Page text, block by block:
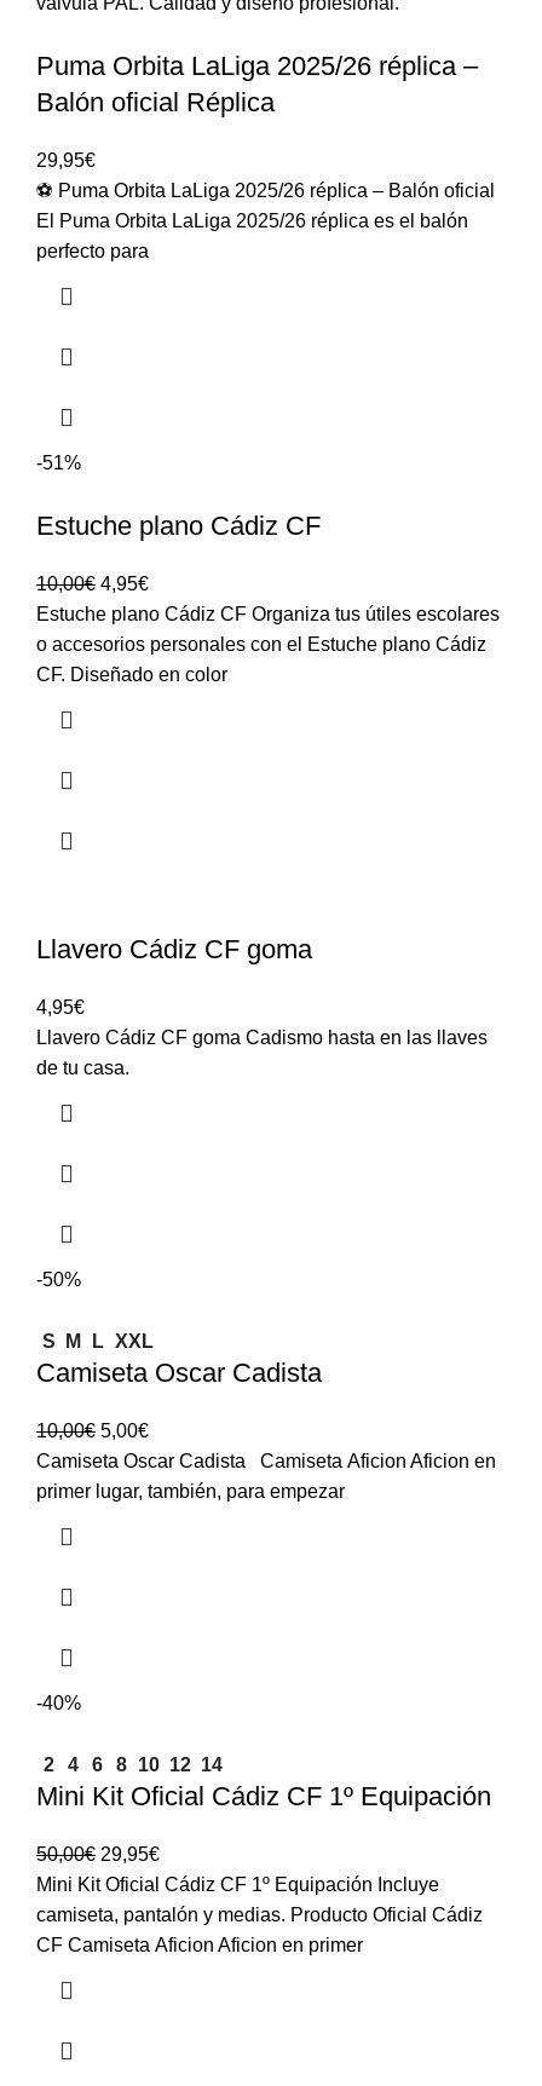
Puma Orbita LaLiga 2025/26 réplica –
Balón oficial Réplica
29,95€
⚽ Puma Orbita LaLiga 2025/26 réplica – Balón oficial
El Puma Orbita LaLiga 2025/26 réplica es el balón
perfecto para
-51%
Estuche plano Cádiz CF
10,00€ 4,95€
Estuche plano Cádiz CF Organiza tus útiles escolares
o accesorios personales con el Estuche plano Cádiz
CF. Diseñado en color
Llavero Cádiz CF goma
4,95€
Llavero Cádiz CF goma Cadismo hasta en las llaves
de tu casa.
-50%
S M L XXL
Camiseta Oscar Cadista
10,00€ 5,00€
Camiseta Oscar Cadista Camiseta Aficion Aficion en
primer lugar, también, para empezar
-40%
2 4 6 8 10 12 14
Mini Kit Oficial Cádiz CF 1º Equipación
50,00€ 29,95€
Mini Kit Oficial Cádiz CF 1º Equipación Incluye
camiseta, pantalón y medias. Producto Oficial Cádiz
CF Camiseta Aficion Aficion en primer